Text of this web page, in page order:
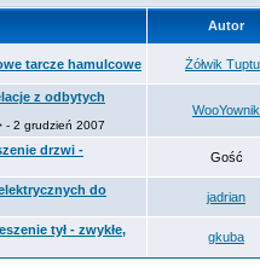
Autor
tarcze hamulcowe Żółwik
z odbytych
- 2 grudzień 2007
WooYownik
drzwi -
Gość
do
jadrian
tył - zwykłe,
gkuba